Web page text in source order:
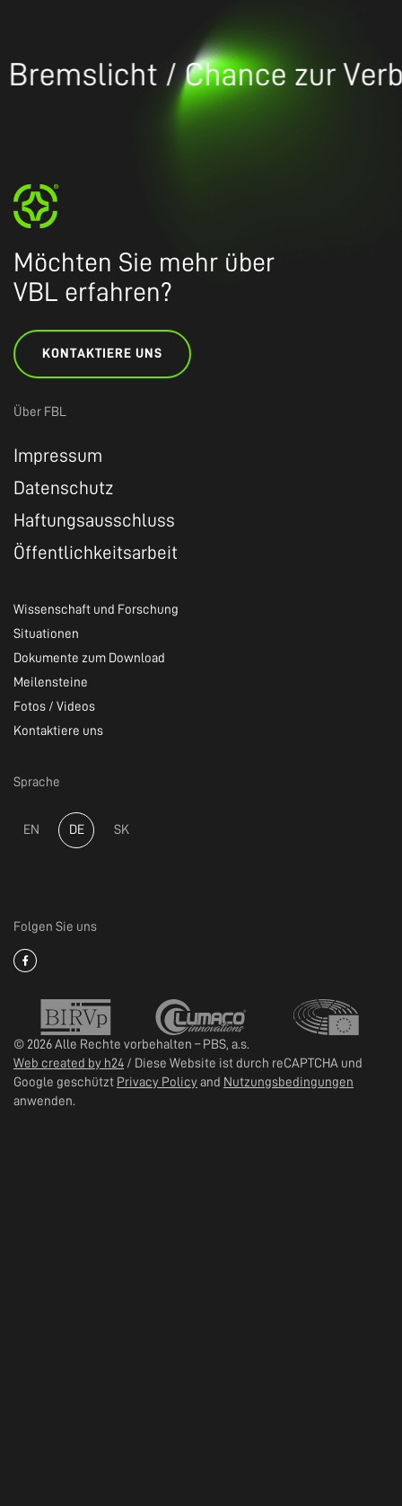
/ Chance zur
Möchten Sie mehr über
VBL erfahren?
KONTAKTIERE UNS
Über FBL
Impressum
Datenschutz
Haftungsausschluss
Öffentlichkeitsarbeit
Wissenschaft und Forschung
Situationen
Dokumente zum Download
Meilensteine
Fotos / Videos
Kontaktiere uns
Sprache
EN DE SK
Folgen Sie uns
© 2026 Alle Rechte vorbehalten – PBS, a.s.
Web created by h24 / Diese Website ist durch reCAPTCHA und
Google geschützt Privacy Policy and Nutzungsbedingungen
anwenden.